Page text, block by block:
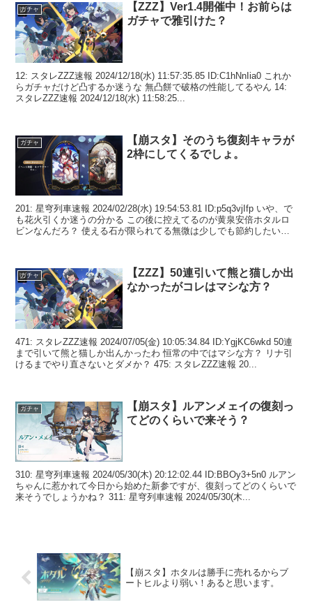
ガチャ
【ZZZ】Ver1.4開催中！お前らは
ガチャで雅引けた？
12: スタレZZZ速報 2024/12/18(水) 11:57:35.85 ID:C1hNnIia0 これか
らガチャだけど凸するか迷うな 無凸餅で破格の性能してるやん 14:
スタレZZZ速報 2024/12/18(水) 11:58:25...
ガチャ
【崩スタ】そのうち復刻キャラが
2枠にしてくるでしょ。
201: 星穹列車速報 2024/02/28(水) 19:54:53.81 ID:p5q3vjIfp いや、で
も花火引くか迷うの分かる この後に控えてるのが黄泉安倍ホタルロ
ビンなんだろ？ 使える石が限られてる無微は少しでも節約したいよ
ガチャ
【ZZZ】50連引いて熊と猫しか出
なかったがコレはマシな方？
471: スタレZZZ速報 2024/07/05(金) 10:05:34.84 ID:YgjKC6wkd 50連
まで引いて熊と猫しか出んかったわ 恒常の中ではマシな方？ リナ引
けるまでやり直さないとダメか？ 475: スタレZZZ速報 20...
ガチャ
【崩スタ】ルアンメェイの復刻っ
てどのくらいで来そう？
310: 星穹列車速報 2024/05/30(木) 20:12:02.44 ID:BBOy3+5n0 ルアン
ちゃんに惹かれて今日から始めた新参ですが、復刻ってどのくらいで
来そうでしょうかね？ 311: 星穹列車速報 2024/05/30(木...
【崩スタ】ホタルは勝手に売れるからブ
ートヒルより弱い！あると思います。